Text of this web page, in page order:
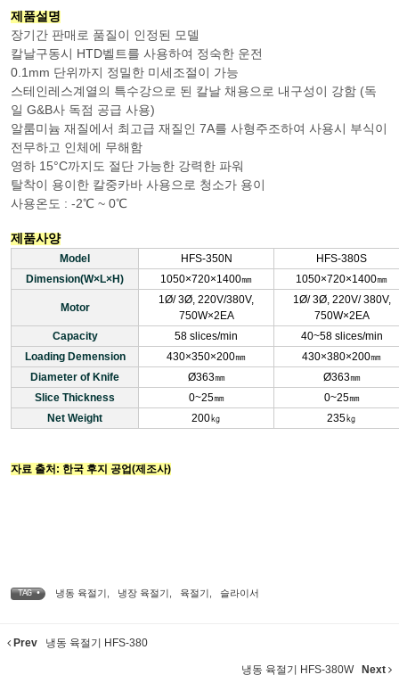
제품설명
장기간 판매로 품질이 인정된 모델
칼날구동시 HTD벨트를 사용하여 정숙한 운전
0.1mm 단위까지 정밀한 미세조절이 가능
스테인레스계열의 특수강으로 된 칼날 채용으로 내구성이 강함 (독
일 G&B사 독점 공급 사용)
알룸미늄 재질에서 최고급 재질인 7A를 사형주조하여 사용시 부식이
전무하고 인체에 무해함
영하 15°C까지도 절단 가능한 강력한 파워
탈착이 용이한 칼중카바 사용으로 청소가 용이
사용온도 : -2℃ ~ 0℃
제품사양
Model HFS-350N
HFS-380S
Dimension(W×L×H)
1050×720×1400㎜ 1050×720×1400㎜
Motor
1Ø/ 3Ø, 220V/380V,
750W×2EA
1Ø/ 3Ø, 220V/ 380V,
750W×2EA
Capacity
58 slices/min
40~58 slices/min
Loading Demension
430×350×200㎜
430×380×200㎜
Diameter of Knife
Ø363㎜
Ø363㎜
Slice Thickness
0~25㎜
0~25㎜
Net Weight
200㎏ 235㎏
자료 출처: 한국 후지 공업(제조사)
TAG • 냉동 육절기 냉장 육절기 육절기 슬라이서
Prev 냉동 육절기 HFS-380
냉동 육절기 HFS-380W Next